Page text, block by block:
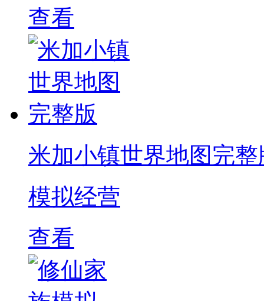
查看
米加小镇世界地图完整
模拟经营
查看